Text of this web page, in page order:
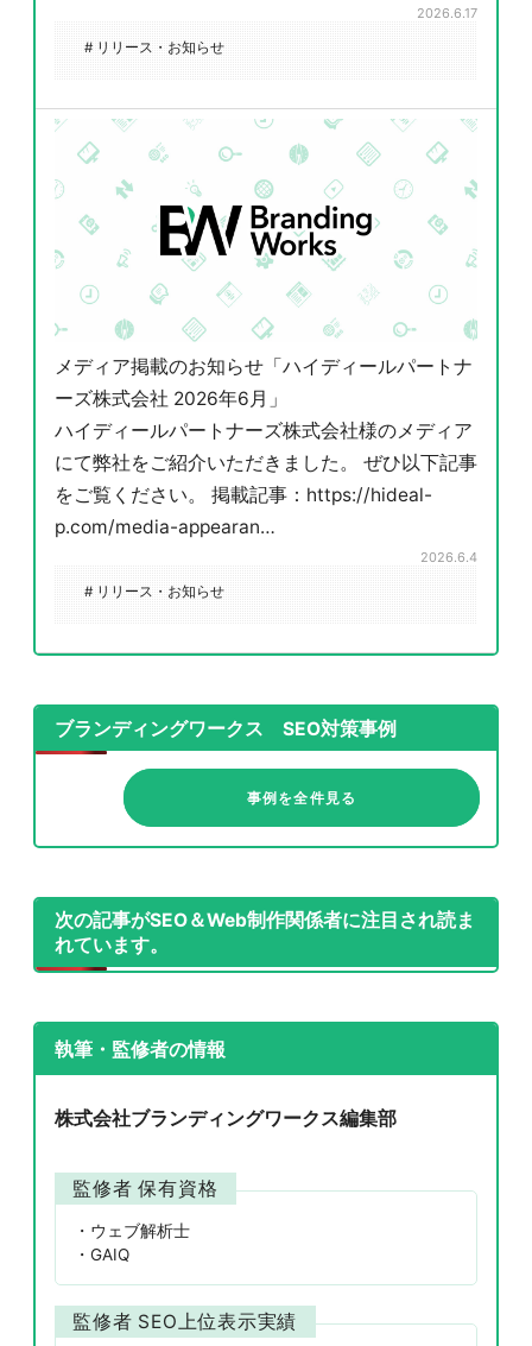
2026.6.17
# リリース・お知らせ
メディア掲載のお知らせ「ハイディールパートナ
ーズ株式会社 2026年6月」
ハイディールパートナーズ株式会社様のメディア
にて弊社をご紹介いただきました。 ぜひ以下記事
をご覧ください。 掲載記事：https://hideal-
p.com/media-appearan…
2026.6.4
# リリース・お知らせ
ブランディングワークス SEO対策事例
事例を全件見る
次の記事がSEO＆Web制作関係者に注目され読ま
れています。
執筆・監修者の情報
株式会社ブランディングワークス編集部
監修者 保有資格
ウェブ解析士
GAIQ
監修者 SEO上位表示実績